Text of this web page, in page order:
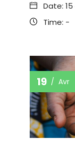
Date:
Time: -
19 Avr